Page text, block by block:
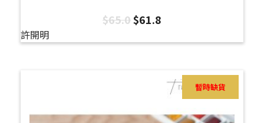
$65.0$61.8
許開明
暫時缺貨